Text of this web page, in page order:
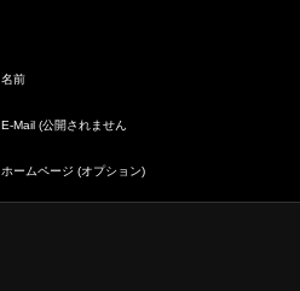
名前
E-Mail (公開されません
ホームページ (オプション)